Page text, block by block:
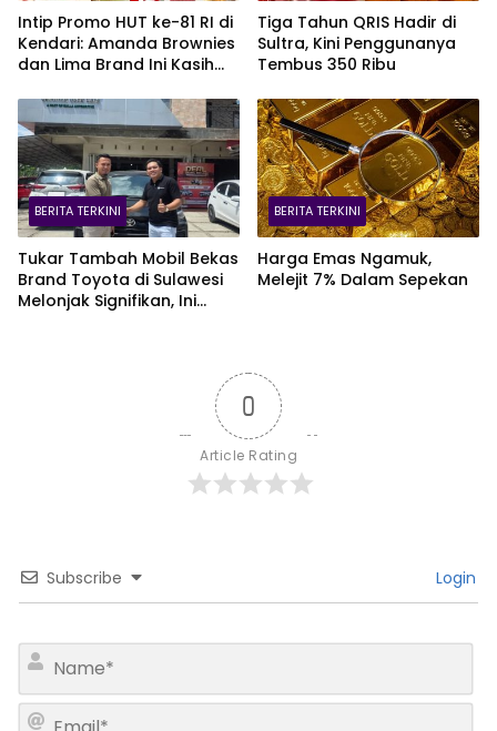
Intip Promo HUT ke-81 RI di
Kendari: Amanda Brownies
dan Lima Brand Ini Kasih
Tiga Tahun QRIS Hadir di
Sultra, Kini Penggunanya
Tembus 350 Ribu
BERITA TERKINI
Tukar Tambah Mobil Bekas
Brand Toyota di Sulawesi
Melonjak Signifikan, Ini
BERITA TERKINI
Harga Emas Ngamuk,
Melejit 7% Dalam Sepekan
0
Article Rating
Subscribe Login
m